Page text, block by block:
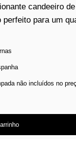
candeeiro
perfeito para um
não incluídos no